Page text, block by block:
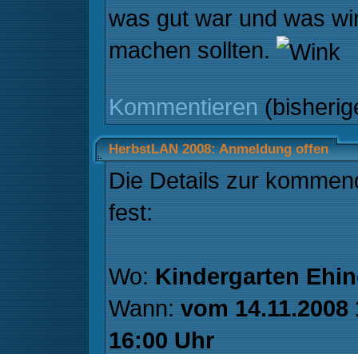
was gut war und was
machen sollten.
Kommentieren
HerbstLAN 2008: Anmeldung offen
Die Details zur
fest:
Wo: Kindergarten
Wann: vom
16:00 Uhr